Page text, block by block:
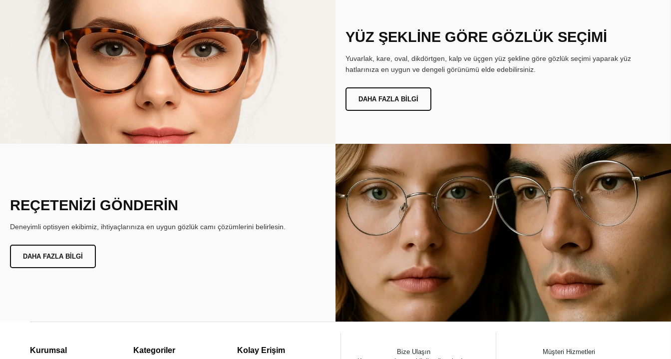
YÜZ ŞEKLİNE GÖRE GÖZLÜK SEÇİMİ
Yuvarlak, kare, oval, dikdörtgen, kalp ve üçgen yüz şekline göre gözlük seçimi yaparak yüz
hatlarınıza en uygun ve dengeli görünümü elde edebilirsiniz.
DAHA FAZLA BILGI
REÇETENİZİ GÖNDERİN
Deneyimli optisyen ekibimiz, ihtiyaçlarınıza en uygun gözlük camı çözümlerini belirlesin.
DAHA FAZLA BILGI
Kurumsal Kategoriler Kolay Erişim
Bize Ulaşın
Müşteri Hizmetleri